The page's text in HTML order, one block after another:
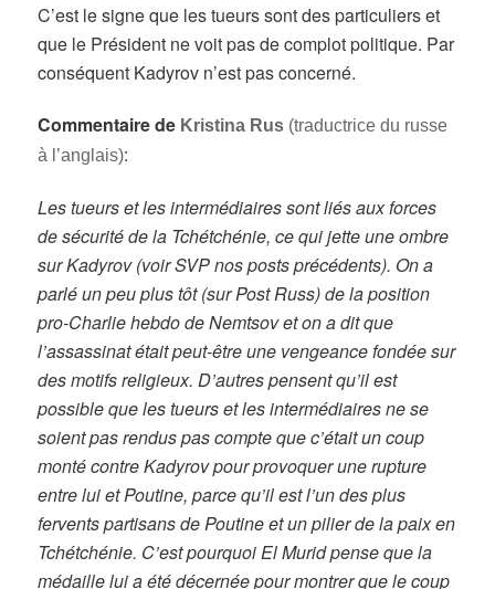
C’est le signe que les tueurs sont des particuliers et
que le Président ne voit pas de complot politique. Par
conséquent Kadyrov n’est pas concerné.
Commentaire de Kristina Rus (traductrice du russe
à l’anglais):
Les tueurs et les intermédiaires sont liés aux forces
de sécurité de la Tchétchénie, ce qui jette une ombre
sur Kadyrov (voir SVP nos posts précédents). On a
parlé un peu plus tôt (sur Post Russ) de la position
pro-Charlie hebdo de Nemtsov et on a dit que
l’assassinat était peut-être une vengeance fondée sur
des motifs religieux. D’autres pensent qu’il est
possible que les tueurs et les intermédiaires ne se
soient pas rendus pas compte que c’était un coup
monté contre Kadyrov pour provoquer une rupture
entre lui et Poutine, parce qu’il est l’un des plus
fervents partisans de Poutine et un pilier de la paix en
Tchétchénie. C’est pourquoi El Murid pense que la
médaille lui a été décernée pour montrer que le coup